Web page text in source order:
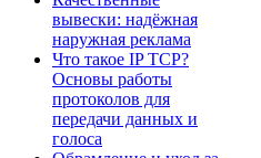
вывески: надёжная
наружная реклама
Что такое IP TCP?
Основы работы
протоколов для
передачи данных и
голоса